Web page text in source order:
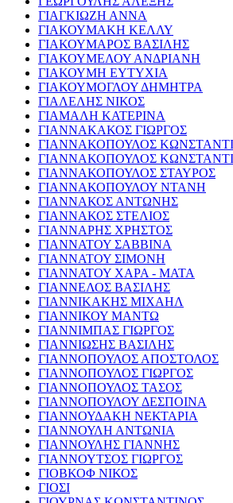
ΓΙΑΓΚΙΩΖΗ ΑΝΝΑ
ΓΙΑΚΟΥΜΑΚΗ ΚΕΛΛΥ
ΓΙΑΚΟΥΜΑΡΟΣ ΒΑΣΙΛΗΣ
ΓΙΑΚΟΥΜΕΛΟΥ ΑΝΔΡΙΑΝΗ
ΓΙΑΚΟΥΜΗ ΕΥΤΥΧΙΑ
ΓΙΑΚΟΥΜΟΓΛΟΥ ΔΗΜΗΤΡΑ
ΓΙΑΛΕΛΗΣ ΝΙΚΟΣ
ΓΙΑΜΑΛΗ ΚΑΤΕΡΙΝΑ
ΓΙΑΝΝΑΚΑΚΟΣ ΓΙΩΡΓΟΣ
ΓΙΑΝΝΑΚΟΠΟΥΛΟΣ
ΓΙΑΝΝΑΚΟΠΟΥΛΟΣ
ΓΙΑΝΝΑΚΟΠΟΥΛΟΣ ΣΤΑΥΡΟΣ
ΓΙΑΝΝΑΚΟΠΟΥΛΟΥ ΝΤΑΝΗ
ΓΙΑΝΝΑΚΟΣ ΑΝΤΩΝΗΣ
ΓΙΑΝΝΑΚΟΣ ΣΤΕΛΙΟΣ
ΓΙΑΝΝΑΡΗΣ ΧΡΗΣΤΟΣ
ΓΙΑΝΝΑΤΟΥ ΣΑΒΒΙΝΑ
ΓΙΑΝΝΑΤΟΥ ΣΙΜΟΝΗ
ΓΙΑΝΝΑΤΟΥ ΧΑΡΑ - ΜΑΤΑ
ΓΙΑΝΝΕΛΟΣ ΒΑΣΙΛΗΣ
ΓΙΑΝΝΙΚΑΚΗΣ ΜΙΧΑΗΛ
ΓΙΑΝΝΙΚΟΥ ΜΑΝΤΩ
ΓΙΑΝΝΙΜΠΑΣ ΓΙΩΡΓΟΣ
ΓΙΑΝΝΙΩΣΗΣ ΒΑΣΙΛΗΣ
ΓΙΑΝΝΟΠΟΥΛΟΣ ΑΠΟΣΤΟΛΟΣ
ΓΙΑΝΝΟΠΟΥΛΟΣ ΓΙΩΡΓΟΣ
ΓΙΑΝΝΟΠΟΥΛΟΣ ΤΑΣΟΣ
ΓΙΑΝΝΟΠΟΥΛΟΥ ΔΕΣΠΟΙΝΑ
ΓΙΑΝΝΟΥΔΑΚΗ ΝΕΚΤΑΡΙΑ
ΓΙΑΝΝΟΥΛΗ ΑΝΤΩΝΙΑ
ΓΙΑΝΝΟΥΛΗΣ ΓΙΑΝΝΗΣ
ΓΙΑΝΝΟΥΤΣΟΣ ΓΙΩΡΓΟΣ
ΓΙΟΒΚΟΦ ΝΙΚΟΣ
ΓΙΟΣΙ